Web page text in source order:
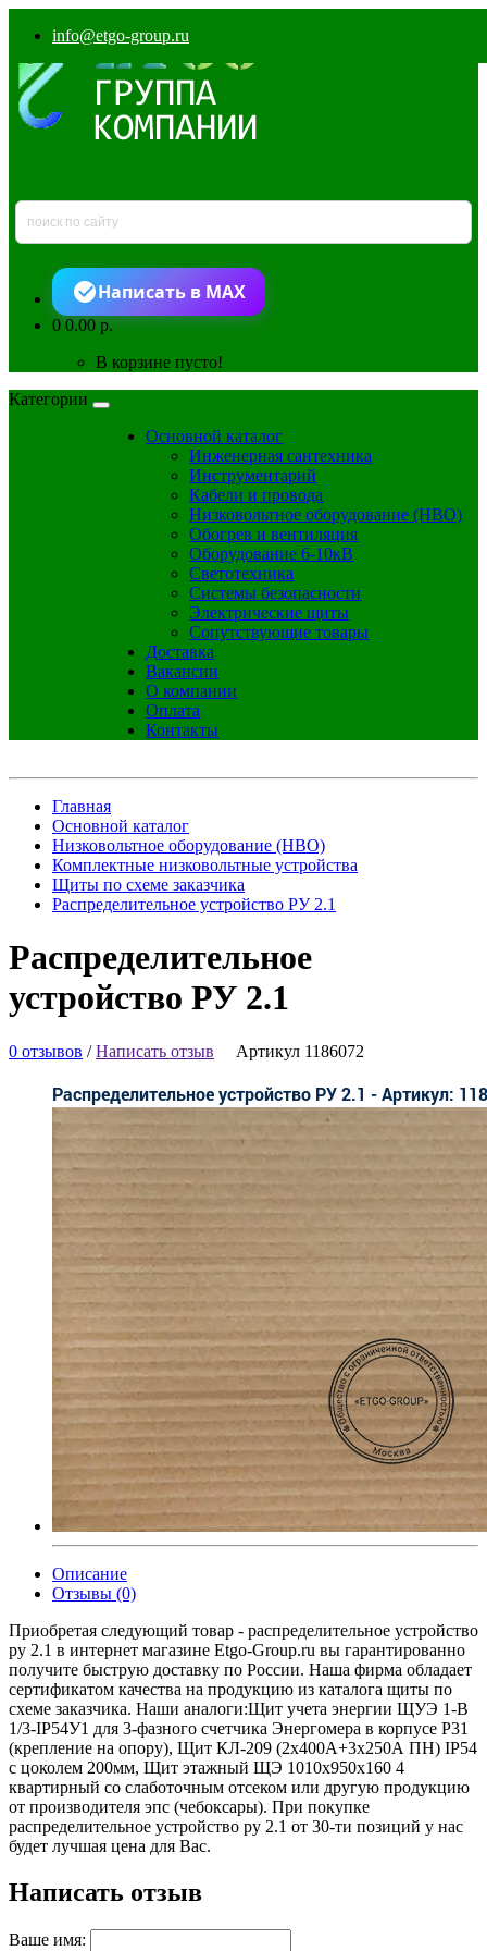
info@etgo-group.ru
Написать в MAX
00.00 р.
В корзине пусто!
Категории
Основной каталог
Инженерная сантехника
Инструментарий
Кабели и провода
Низковольтное оборудование (НВО)
Обогрев и вентиляция
Оборудование 6-10кВ
Светотехника
Системы безопасности
Электрические щиты
Сопутствующие товары
Доставка
Вакансии
О компании
Оплата
Контакты
Главная
Основной каталог
Низковольтное оборудование (НВО)
Комплектные низковольтные устройства
Щиты по схеме заказчика
Распределительное устройство РУ 2.1
Распределительное
устройство РУ 2.1
0 отзывов /Написать отзыв Артикул 1186072
Описание
Отзывы (0)
Приобретая следующий товар - распределительное устройство
ру 2.1 в интернет магазине Etgo-Group.ru вы гарантированно
получите быструю доставку по России. Наша фирма обладает
сертификатом качества на продукцию из каталога щиты по
схеме заказчика. Наши аналоги:Щит учета энергии ЩУЭ 1-В
1/3-IP54У1 для 3-фазного счетчика Энергомера в корпусе Р31
(крепление на опору), Щит КЛ-209 (2х400А+3х250А ПН) IP54
с цоколем 200мм, Щит этажный ЩЭ 1010х950х160 4
квартирный со слаботочным отсеком или другую продукцию
от производителя эпс (чебоксары). При покупке
распределительное устройство ру 2.1 от 30-ти позиций у нас
будет лучшая цена для Вас.
Написать отзыв
Ваше имя: